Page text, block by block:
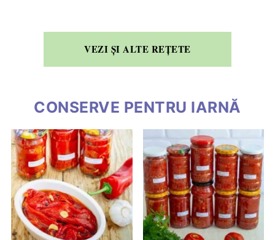
VEZI ȘI ALTE REȚETE
CONSERVE PENTRU IARNĂ